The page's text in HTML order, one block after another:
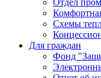
Отдел
Схемы
Для граждан
Фонд